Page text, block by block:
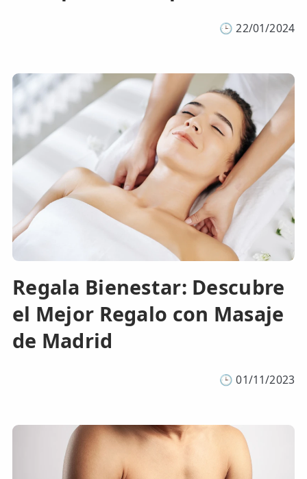
🕒 22/01/2024
Regala Bienestar: Descubre
el Mejor Regalo con Masaje
de Madrid
🕒 01/11/2023